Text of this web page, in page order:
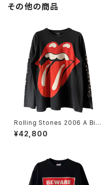
その他の商品
Rolling Stones 2006 A Big
ger Bang Tour L/S Band Te
e
¥42,800